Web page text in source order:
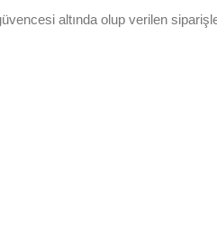
altında olup verilen